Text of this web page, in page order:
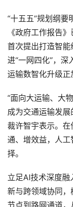
“十五五”规划纲要
《政府工作报告
首次提出打造智
进“一网四化”，深
运输数智化升级正
“面向大运输、大
成为交通运输发
裁许智宇表示。
通、增效益，人
择。
立足AI技术深度融
新与跨领域协同